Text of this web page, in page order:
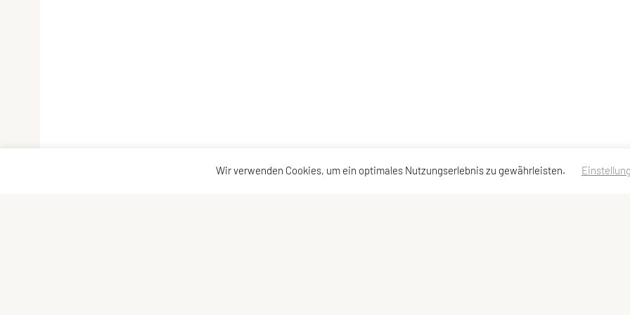
Wir verwenden Cookies, um ein optimales Nutzungserlebnis zu gewährleisten.